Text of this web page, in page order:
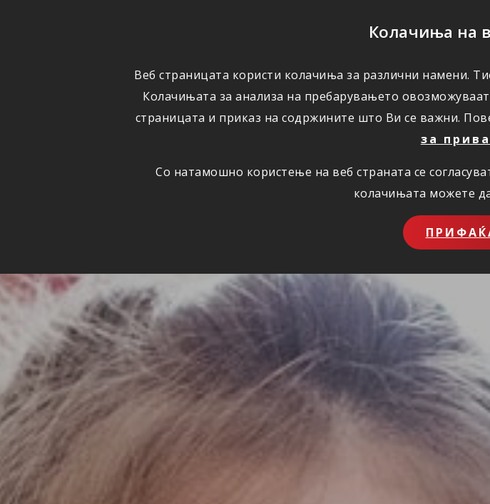
Колачиња на
Веб страницата користи колачиња за различни намени.
Колачињата за анализа на пребарувањето
страницата и приказ на содржините што Ви се важни.
за
Со натамошно користење на веб страната се
колачињата можете
ОСИГУРУВАЊЕ ШТЕТИ ПОВОЛНОСТИ